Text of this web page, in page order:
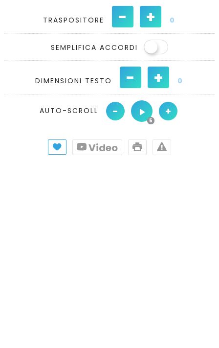
TRASPOSITORE - + 0
SEMPLIFICA ACCORDI
DIMENSIONI TESTO - + 0
AUTO-SCROLL - +
Video